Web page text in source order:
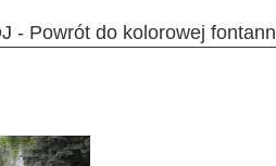
- Powrót do kolorowej